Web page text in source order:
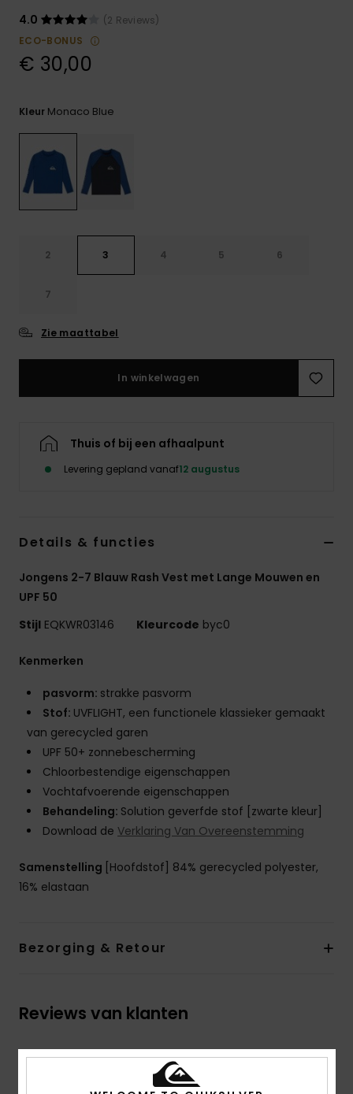
contactformulier.
4.0
(2 Reviews)
ECO-BONUS
€ 30,00
Kleur Monaco Blue
2 3 4 5 6
7
Zie maattabel
In winkelwagen
Thuis of bij een afhaalpunt
Levering gepland vanaf12 augustus
Details & functies
Jongens 2-7 Blauw Rash Vest met Lange Mouwen en
UPF 50
Stijl EQKWR03146 Kleurcode byc0
Kenmerken
pasvorm: strakke pasvorm
Stof: UVFLIGHT, een functionele klassieker gemaakt
van gerecycled garen
UPF 50+ zonnebescherming
Chloorbestendige eigenschappen
Vochtafvoerende eigenschappen
Behandeling: Solution geverfde stof [zwarte kleur]
Download de Verklaring Van Overeenstemming
Samenstelling [Hoofdstof] 84% gerecycled polyester,
16% elastaan
Bezorging & Retour
Reviews van klanten
Gemiddelde score